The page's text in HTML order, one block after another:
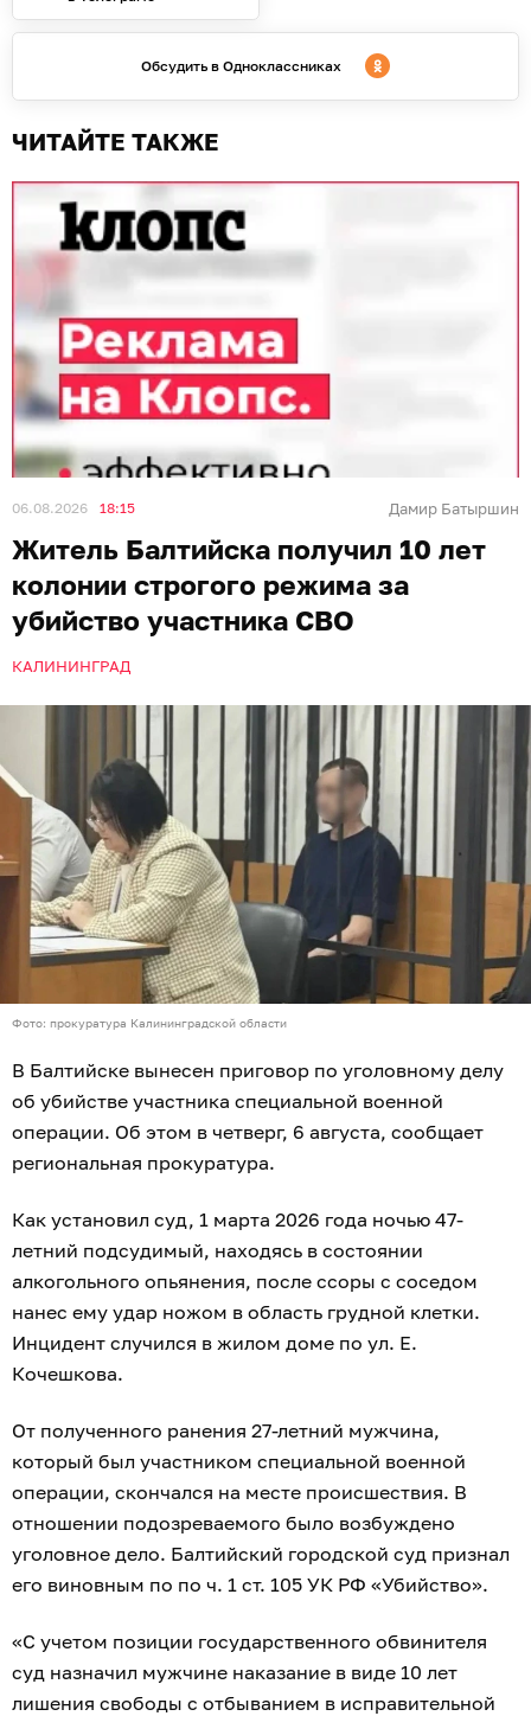
Обсудить в Одноклассниках
ЧИТАЙТЕ ТАКЖЕ
06.08.2026 18:15 Дамир Батыршин
Житель Балтийска получил 10 лет
колонии строгого режима за
убийство участника СВО
КАЛИНИНГРАД
Фото: прокуратура Калининградской области
В Балтийске вынесен приговор по уголовному делу
об убийстве участника специальной военной
операции. Об этом в четверг, 6 августа, сообщает
региональная прокуратура.
Как установил суд, 1 марта 2026 года ночью 47-
летний подсудимый, находясь в состоянии
алкогольного опьянения, после ссоры с соседом
нанес ему удар ножом в область грудной клетки.
Инцидент случился в жилом доме по ул. Е.
Кочешкова.
От полученного ранения 27-летний мужчина,
который был участником специальной военной
операции, скончался на месте происшествия. В
отношении подозреваемого было возбуждено
уголовное дело. Балтийский городской суд признал
его виновным по по ч. 1 ст. 105 УК РФ «Убийство».
«С учетом позиции государственного обвинителя
суд назначил мужчине наказание в виде 10 лет
лишения свободы с отбыванием в исправительной